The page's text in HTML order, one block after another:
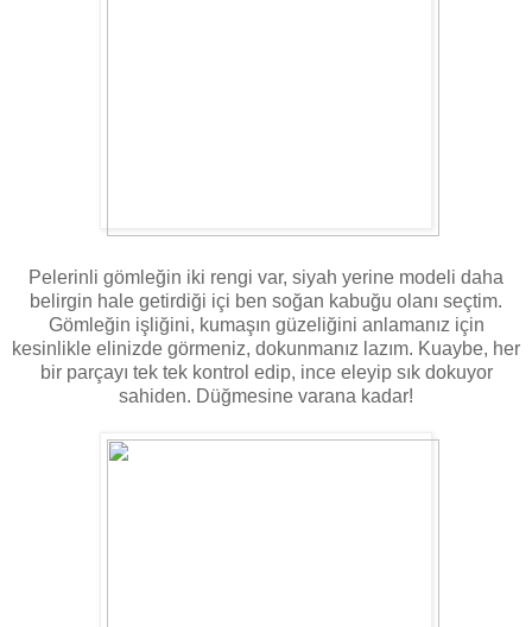
Pelerinli gömleğin iki rengi var, siyah yerine modeli daha
belirgin hale getirdiği içi ben soğan kabuğu olanı seçtim.
Gömleğin işliğini, kumaşın güzeliğini anlamanız için
kesinlikle elinizde görmeniz, dokunmanız lazım. Kuaybe, her
bir parçayı tek tek kontrol edip, ince eleyip sık dokuyor
sahiden. Düğmesine varana kadar!